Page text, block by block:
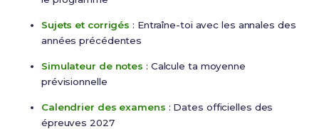
Sujets et corrigés : Entraîne-toi avec les annales des
années précédentes
Simulateur de notes : Calcule ta moyenne
prévisionnelle
Calendrier des examens : Dates officielles des
épreuves 2027